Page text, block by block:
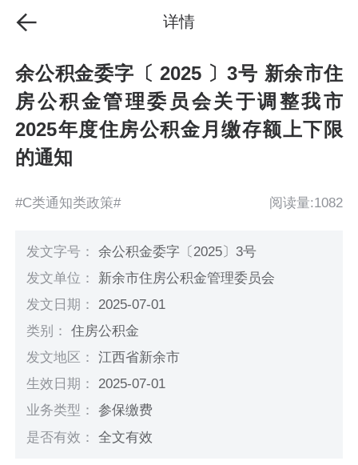
详情
余公积金委字〔 2025 〕3号 新余市住
房公积金管理委员会关于调整我市
2025年度住房公积金月缴存额上下限
的通知
#C类通知类政策# 阅读量:1082
发文字号：余公积金委字〔2025〕3号
发文单位： 新余市住房公积金管理委员会
发文日期： 2025-07-01
类别：住房公积金
发文地区：江西省新余市
生效日期： 2025-07-01
业务类型：参保缴费
是否有效：全文有效